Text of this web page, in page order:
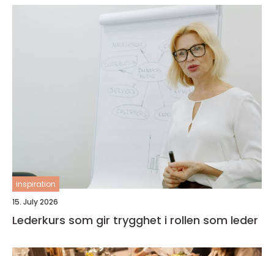
inspiration
15. July 2026
Lederkurs som gir trygghet i rollen som leder